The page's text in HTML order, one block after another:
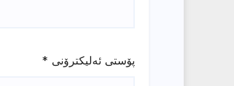
پۆستی ئەلیکترۆنی *